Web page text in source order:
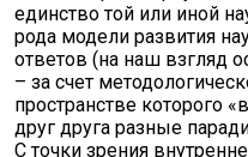
единство той или иной
рода модели развития
ответов (на наш взгляд
– за счет
пространстве которого
друг друга разные
С точки зрения